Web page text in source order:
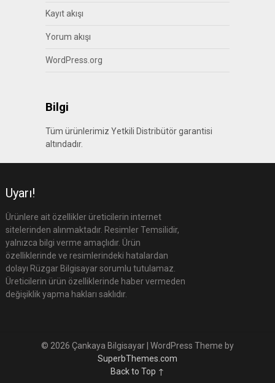
Kayıt akışı
Yorum akışı
WordPress.org
Bilgi
Tüm ürünlerimiz Yetkili Distribütör garantisi
altındadır.
Uyarı!
Ürünlere ait özellikler üreticilerin internet
sitelerinden alınmaktadır. Resimler Temsilidir,
yalnızca bilgi verme amaçlıdır. Ürün
özelliklerinde ve resimlerindeki hatalardan
dolayı Rüzgar Bilgisayar sorumlu tutulamaz.
Üreticilerin ürün özelliklerinde haber vermeden
değişiklik yapma hakları saklıdır.
© 2026 Çankaya Bilgisayar | WordPress Theme by
SuperbThemes.com
Back to Top ↑